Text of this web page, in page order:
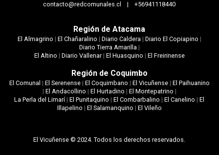
contacto@redcomunales.cl | +56941118440
Región de Atacama
El Almagrino | El Chañaralino | Diario Caldera| Diario El Copiapino |
Diario Tierra Amarilla|
El Altino | Diario Vallenar| El Huasquino | El Freirinense
Región de Coquimbo
El Comunal | El Serenense| El Coquimbano | El Vicuñense| El Paihuanino
| El Andacollino | El Hurtadino | El Montepatrino |
La Perla del Limarí|El Punitaquino |El Combarbalino |El Canelino |El
Illapelino | El Salamanquino | El Vileño
El Vicuñense © 2024. Todos los derechos reservados.